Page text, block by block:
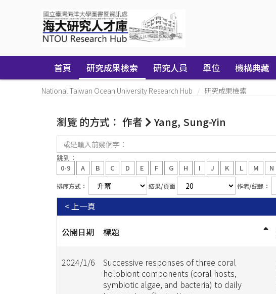
首頁 研究成果檢索 研究人員 單位 機構典藏
National Taiwan Ocean University Research Hub 研究成果檢索
瀏覽 的方式： 作者 Yang, Sung-Yin
或
輸
入
前
幾
字：
跳到：
0-9
A B C D E F G H I J K L M N
排序方式： 結果/頁面 作者/紀錄：
< 上一頁
公開日期 標題
2024/1/6
Successive responses of three coral
holobiont components (coral hosts,
symbiotic algae, and bacteria) to daily